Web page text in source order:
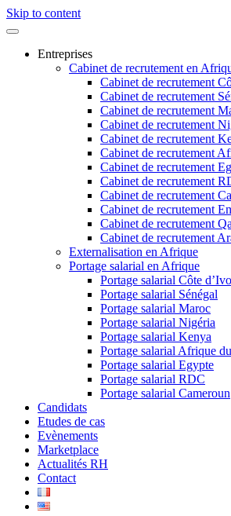
Skip to content
Entreprises
Cabinet de recrutement en
Cabinet de recrutement
Cabinet de recrutement
Cabinet de recrutement
Cabinet de recrutement
Cabinet de recrutement
Cabinet de recrutement
Cabinet de recrutement
Cabinet de recrutement
Cabinet de recrutement
Cabinet de recrutement
Cabinet de recrutement
Cabinet de recrutement
Externalisation en Afrique
Portage salarial en Afrique
Portage salarial Côte
Portage salarial Sénégal
Portage salarial Maroc
Portage salarial Nigéria
Portage salarial Kenya
Portage salarial Afrique
Portage salarial Egypte
Portage salarial RDC
Portage salarial Cameroun
Candidats
Etudes de cas
Evènements
Marketplace
Actualités RH
Contact